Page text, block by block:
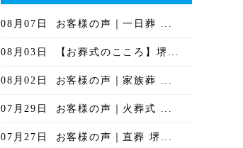
08月07日 お客様の声｜一日葬 ...
08月03日 【お葬式のこころ】堺...
08月02日 お客様の声｜家族葬 ...
07月29日 お客様の声｜火葬式 ...
07月27日 お客様の声｜直葬 堺...